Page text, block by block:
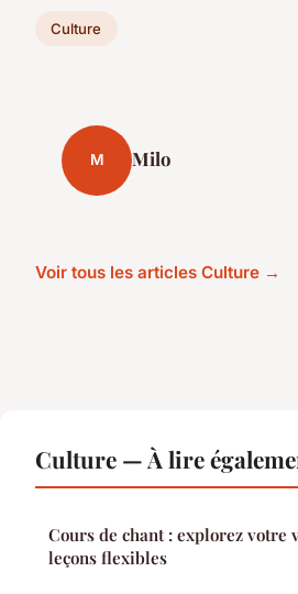
Culture
M Milo
Voir tous les articles Culture →
Culture — À lire
Cours de chant : explorez votre
leçons flexibles